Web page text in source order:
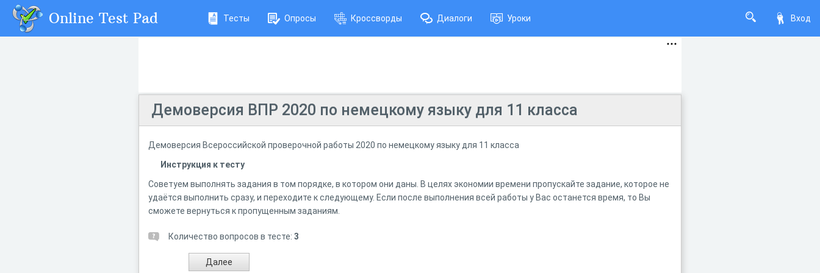
Вход
Online Test Pad Тесты Опросы Кроссворды Диалоги Уроки
Демоверсия ВПР 2020 по немецкому языку для 11 класса
Демоверсия Всероссийской проверочной работы 2020 по немецкому языку для 11 класса
Инструкция к тесту
Советуем выполнять задания в том порядке, в котором они даны. В целях экономии времени пропускайте задание, которое не
удаётся выполнить сразу, и переходите к следующему. Если после выполнения всей работы у Вас останется время, то Вы
сможете вернуться к пропущенным заданиям.
Количество вопросов в тесте: 3